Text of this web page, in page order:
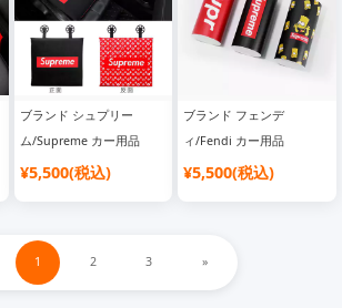
ブランド シュプリー
ム/Supreme カー用品
¥5,500(税込)
ブランド フェンデ
ィ/Fendi カー用品
¥5,500(税込)
1 2 3 »